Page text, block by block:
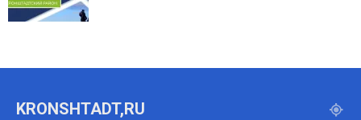
KRONSHTADT,RU